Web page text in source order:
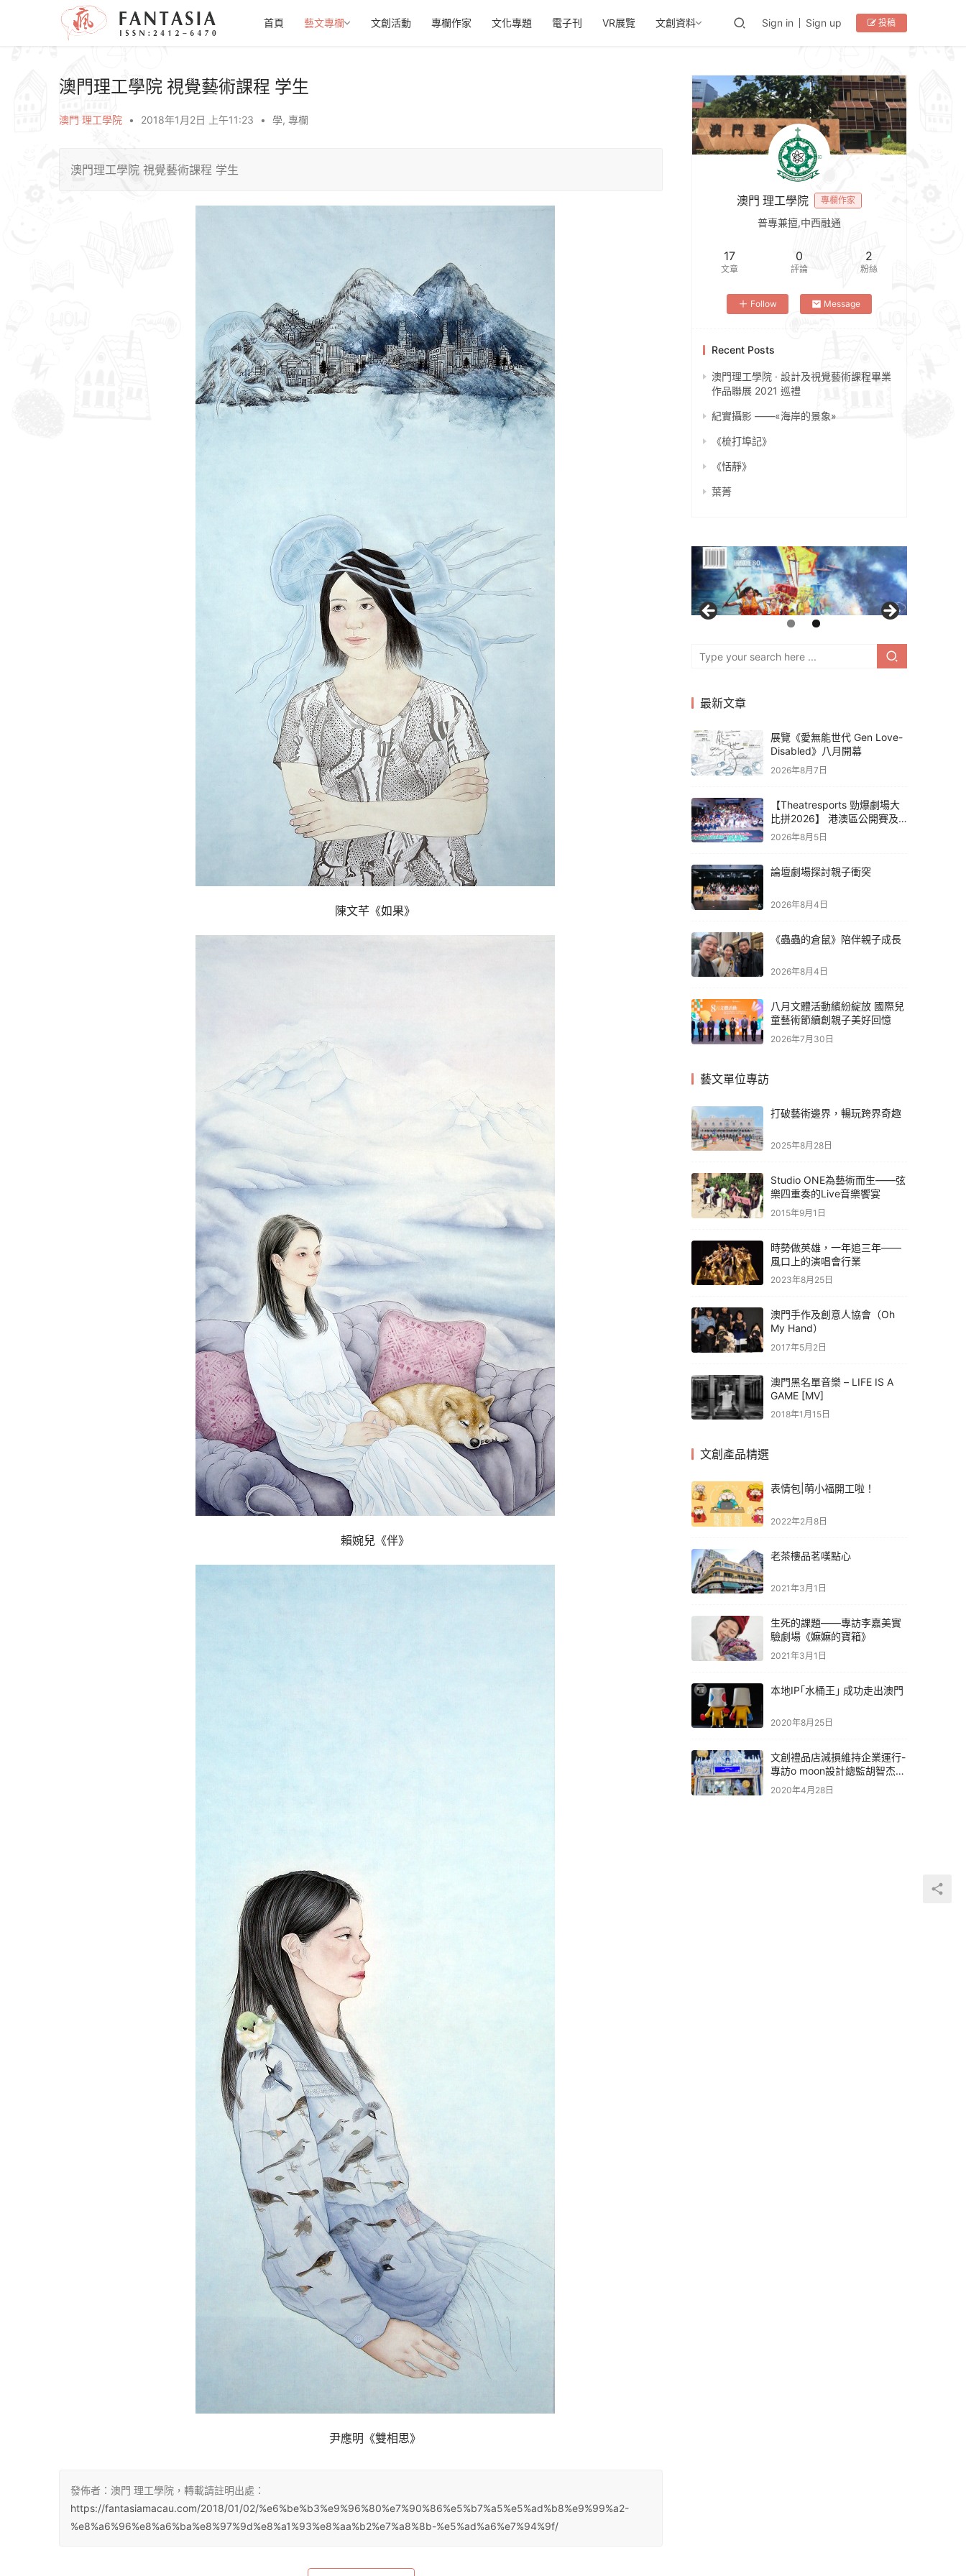
首頁 藝文專欄 文創活動 專欄作家 文化專題 電子刊 VR展覽 文創資料 Sign in Sign up 投稿
澳門理工學院 視覺藝術課程 学生
澳門 理工學院 • 2018年1月2日 上午11:23 • 學, 專欄
澳門理工學院 視覺藝術課程 学生
	陳文芊《如果》
	賴婉兒《伴》
	尹應明《雙相思》
發佈者：澳門 理工學院，轉載請註明出處：
https://fantasiamacau.com/2018/01/02/%e6%be%b3%e9%96%80%e7%90%86%e5%b7%a5%e5%ad%b8%e9%99%a2-
%e8%a6%96%e8%a6%ba%e8%97%9d%e8%a1%93%e8%aa%b2%e7%a8%8b-%e5%ad%a6%e7%94%9f/
澳門 理工學院 專欄作家
普專兼擅,中西融通
17
文章
0
評論
2
粉絲
Follow Message
Recent Posts
澳門理工學院 · 設計及視覺藝術課程畢業
作品聯展 2021 巡禮
紀實攝影 ——«海岸的景象»
《梳打埠記》
《恬靜》
葉菁
最新文章
展覽《愛無能世代 Gen Love-
Disabled》八月開幕
2026年8月7日
【Theatresports 勁爆劇場大
比拼2026】 港澳區公開賽及
亞洲聯賽賽果
2026年8月5日
論壇劇場探討親子衝突
2026年8月4日
《蟲蟲的倉鼠》陪伴親子成長
2026年8月4日
八月文體活動繽紛綻放 國際兒
童藝術節續創親子美好回憶
2026年7月30日
藝文單位專訪
打破藝術邊界，暢玩跨界奇趣
2025年8月28日
Studio ONE為藝術而生——弦
樂四重奏的Live音樂饗宴
2015年9月1日
時勢做英雄，一年追三年——
風口上的演唱會行業
2023年8月25日
澳門手作及創意人協會（Oh
My Hand）
2017年5月2日
澳門黑名單音樂 – LIFE IS A
GAME [MV]
2018年1月15日
文創產品精選
表情包|萌小福開工啦！
2022年2月8日
老茶樓品茗嘆點心
2021年3月1日
生死的課題——專訪李嘉美實
驗劇場《嫲嫲的寶箱》
2021年3月1日
本地IP｢水桶王｣ 成功走出澳門
2020年8月25日
文創禮品店減損維持企業運行-
專訪o moon設計總監胡智杰先
生
2020年4月28日